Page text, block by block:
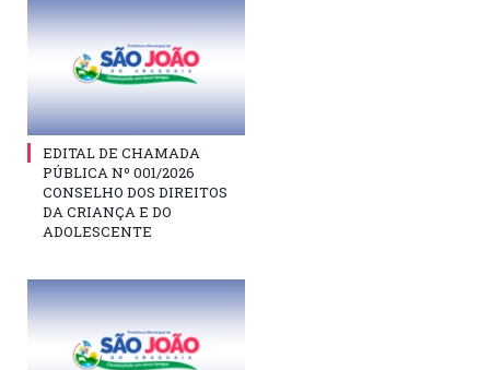
EDITAL DE CHAMADA
PÚBLICA Nº 001/2026
CONSELHO DOS DIREITOS
DA CRIANÇA E DO
ADOLESCENTE